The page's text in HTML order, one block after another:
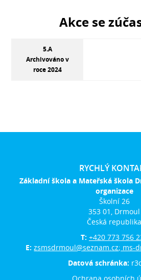
Akce se
5.A
Archivováno v
roce 2024
RYCHLÝ
Základní škola a Mateřská škola
organizace
Školní 26
353 01, Drmoul
Česká republika
T: +420 773 756
E:zsmsdrmoul@seznam.cz; ms-
Datová schránka: